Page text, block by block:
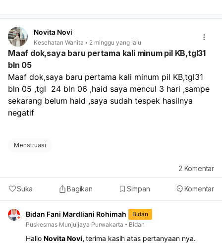
Novita Novi
Kesehatan Wanita 2 minggu yang lalu
Maaf dok,saya baru pertama kali minum pil KB,tgl31
bln 05
Maaf dok,saya baru pertama kali minum pil KB,tgl31
bln 05 ,tgl  24 bln 06 ,haid saya mencul 3 hari ,sampe
sekarang belum haid ,saya sudah tespek hasilnya
negatif
Menstruasi
Suka Bagikan Simpan Komentar
2 Komentar
Bidan Fani Mardliani Rohimah
Bidan
Puskesmas Munjuljaya Purwakarta
Bidan
Hallo Novita Novi, terima kasih atas pertanyaan nya.